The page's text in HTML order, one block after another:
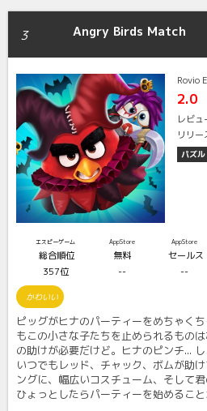
3 Angry Birds Match
Rovio
2.0
レビュ
リリー
パズル
エスピーゲーム
総合順位
357位
AppStore
無料
--
AppStore
セールス
--
かわいい
ピッグがヒナのパーティーをめちゃく
もこの小さな子たちを止められるもの
の助けが必要だけど。ヒナのピンチ...
いつでもレッド、チャック、ボムが助
ングに、幅広いコスチューム、そして
ひょっとしたらパーティーを始めること